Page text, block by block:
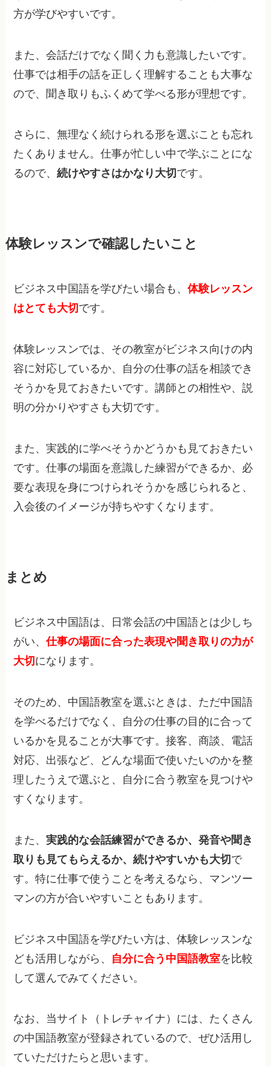
方が学びやすいです。
また、会話だけでなく聞く力も意識したいです。
仕事では相手の話を正しく理解することも大事な
ので、聞き取りもふくめて学べる形が理想です。
さらに、無理なく続けられる形を選ぶことも忘れ
たくありません。仕事が忙しい中で学ぶことにな
るので、続けやすさはかなり大切 です。
体験レッスンで確認したいこと
ビジネス中国語を学びたい場合も、体験レッスン
はとても大切 です。
体験レッスンでは、その教室がビジネス向けの内
容に対応しているか、自分の仕事の話を相談でき
そうかを見ておきたいです。講師との相性や、説
明の分かりやすさも大切です。
また、実践的に学べそうかどうかも見ておきたい
です。仕事の場面を意識した練習ができるか、必
要な表現を身につけられそうかを感じられると、
入会後のイメージが持ちやすくなります。
まとめ
ビジネス中国語は、日常会話の中国語とは少しち
がい、仕事の場面に合った表現や聞き取りの力が
大切 になります。
そのため、中国語教室を選ぶときは、ただ中国語
を学べるだけでなく、自分の仕事の目的に合って
いるかを見ることが大事です。接客、商談、電話
対応、出張など、どんな場面で使いたいのかを整
理したうえで選ぶと、自分に合う教室を見つけや
すくなります。
また、実践的な会話練習ができるか、発音や聞き
取りも見てもらえるか、続けやすいかも大切で
す。特に仕事で使うことを考えるなら、マンツー
マンの方が合いやすいこともあります。
ビジネス中国語を学びたい方は、体験レッスンな
ども活用しながら、 自分に合う中国語教室を比較
して選んでみてください。
なお、当サイト（トレチャイナ）には、たくさん
の中国語教室が登録されているので、ぜひ活用し
ていただけたらと思います。